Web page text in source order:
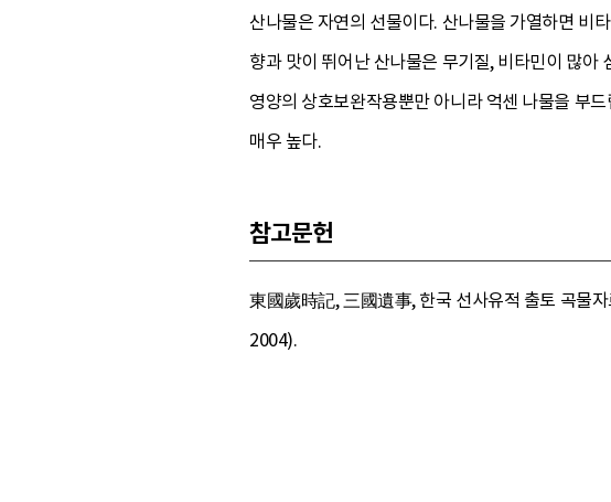
산나물은 자연의 선물이다. 산나물을 가열하면 비
향과 맛이 뛰어난 산나물은 무기질, 비타민이 많
영양의 상호보완작용뿐만 아니라 억센 나물을 부
매우 높다.
참고문헌
東國歲時記, 三國遺事, 한국 선사유적 출토 곡물
2004).